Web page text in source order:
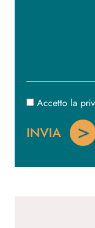
Accetto la